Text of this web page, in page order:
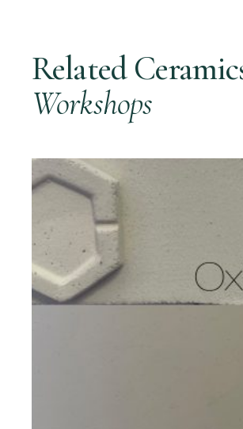
Related
Workshops